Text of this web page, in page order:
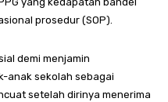
prosedur (SOP).
demi menjamin
anak sekolah sebagai
setelah dirinya menerima